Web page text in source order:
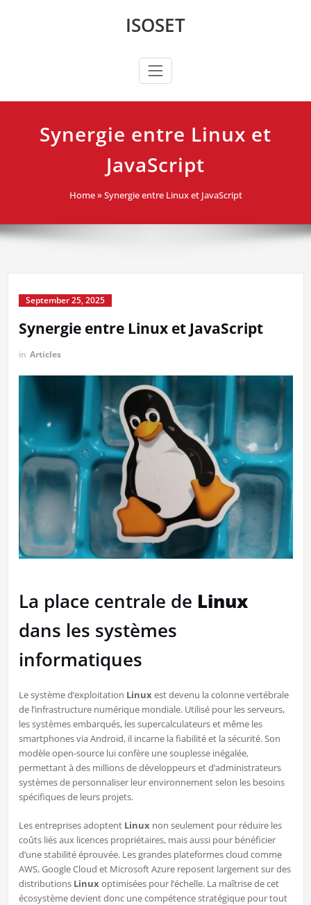
ISOSET
Synergie entre Linux et
JavaScript
Home» Synergie entre Linux et JavaScript
September 25, 2025
Synergie entre Linux et JavaScript
in Articles
La place centrale de Linux
dans les systèmes
informatiques
Le système d’exploitation Linux est devenu la colonne vertébrale
de l’infrastructure numérique mondiale. Utilisé pour les serveurs,
les systèmes embarqués, les supercalculateurs et même les
smartphones via Android, il incarne la fiabilité et la sécurité. Son
modèle open-source lui confère une souplesse inégalée,
permettant à des millions de développeurs et d’administrateurs
systèmes de personnaliser leur environnement selon les besoins
spécifiques de leurs projets.
Les entreprises adoptent Linux non seulement pour réduire les
coûts liés aux licences propriétaires, mais aussi pour bénéficier
d’une stabilité éprouvée. Les grandes plateformes cloud comme
AWS, Google Cloud et Microsoft Azure reposent largement sur des
distributions Linux optimisées pour l’échelle. La maîtrise de cet
écosystème devient donc une compétence stratégique pour tout